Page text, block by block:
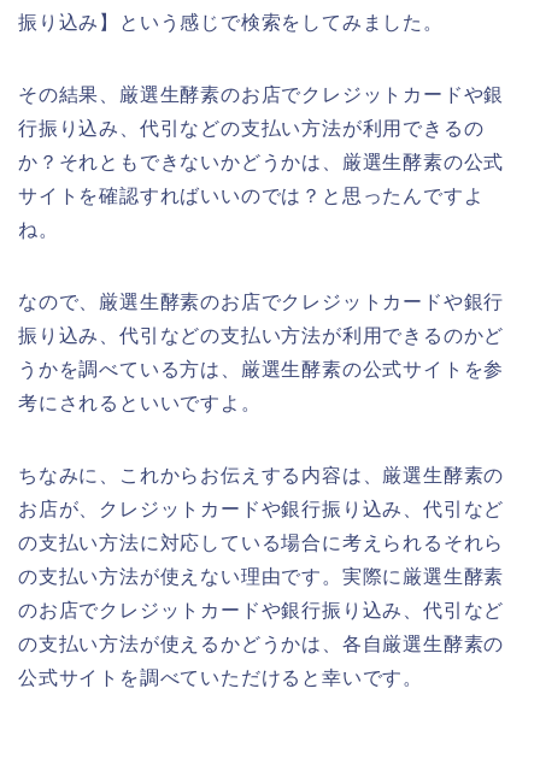
振り込み】という感じで検索をしてみました。
その結果、厳選生酵素のお店でクレジットカードや銀
行振り込み、代引などの支払い方法が利用できるの
か？それともできないかどうかは、厳選生酵素の公式
サイトを確認すればいいのでは？と思ったんですよ
ね。
なので、厳選生酵素のお店でクレジットカードや銀行
振り込み、代引などの支払い方法が利用できるのかど
うかを調べている方は、厳選生酵素の公式サイトを参
考にされるといいですよ。
ちなみに、これからお伝えする内容は、厳選生酵素の
お店が、クレジットカードや銀行振り込み、代引など
の支払い方法に対応している場合に考えられるそれら
の支払い方法が使えない理由です。実際に厳選生酵素
のお店でクレジットカードや銀行振り込み、代引など
の支払い方法が使えるかどうかは、各自厳選生酵素の
公式サイトを調べていただけると幸いです。